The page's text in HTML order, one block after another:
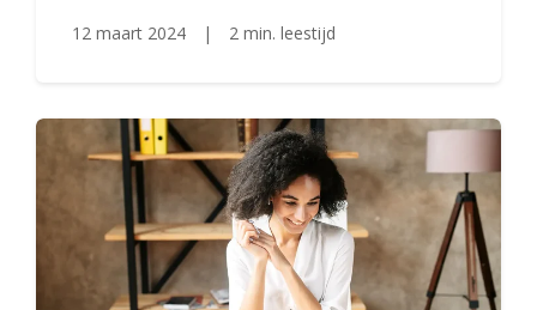
12 maart 2024 | 2 min. leestijd